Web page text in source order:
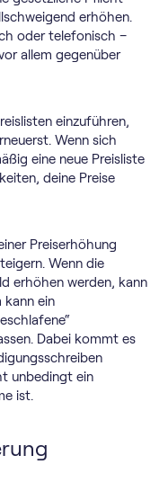
erhöhen.
oder telefonisch –
allem gegenüber
einzuführen,
Wenn sich
eine neue Preisliste
deine Preise
Preiserhöhung
Wenn die
erhöhen werden, kann
kann ein
Dabei kommt es
unbedingt ein
ist.